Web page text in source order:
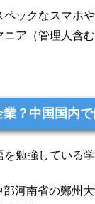
ペックなスマホ
ア（管理人含
？中国国内で
を勉強している
河南省の鄭州